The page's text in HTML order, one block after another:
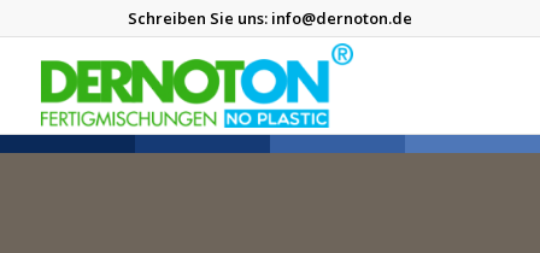
Schreiben Sie uns: info@dernoton.de